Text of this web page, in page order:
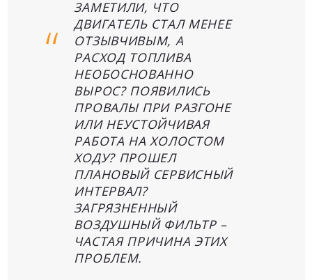
ЗАМЕТИЛИ, ЧТО
ДВИГАТЕЛЬ СТАЛ МЕНЕЕ
ОТЗЫВЧИВЫМ, А
РАСХОД ТОПЛИВА
НЕОБОСНОВАННО
ВЫРОС? ПОЯВИЛИСЬ
ПРОВАЛЫ ПРИ РАЗГОНЕ
ИЛИ НЕУСТОЙЧИВАЯ
РАБОТА НА ХОЛОСТОМ
ХОДУ? ПРОШЕЛ
ПЛАНОВЫЙ СЕРВИСНЫЙ
ИНТЕРВАЛ?
ЗАГРЯЗНЕННЫЙ
ВОЗДУШНЫЙ ФИЛЬТР –
ЧАСТАЯ ПРИЧИНА ЭТИХ
ПРОБЛЕМ.